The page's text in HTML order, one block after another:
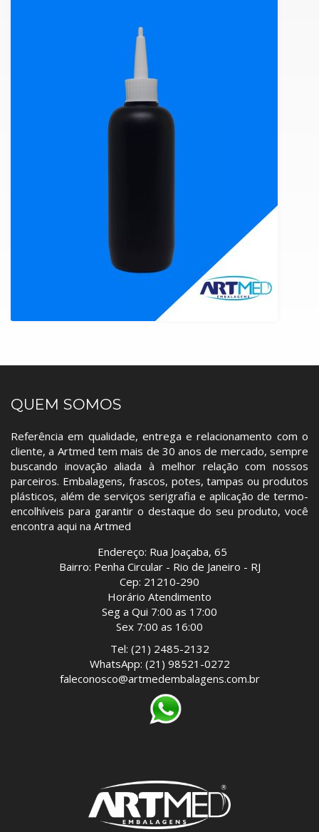
QUEM SOMOS
Referência em qualidade, entrega e relacionamento com o
cliente, a Artmed tem mais de 30 anos de mercado, sempre
buscando inovação aliada à melhor relação com nossos
parceiros. Embalagens, frascos, potes, tampas ou produtos
plásticos, além de serviços serigrafia e aplicação de termo-
encolhíveis para garantir o destaque do seu produto, você
encontra aqui na Artmed
Endereço: Rua Joaçaba, 65
Bairro: Penha Circular - Rio de Janeiro - RJ
Cep: 21210-290
Horário Atendimento
Seg a Qui 7:00 as 17:00
Sex 7:00 as 16:00
Tel: (21) 2485-2132
WhatsApp: (21) 98521-0272
faleconosco@artmedembalagens.com.br